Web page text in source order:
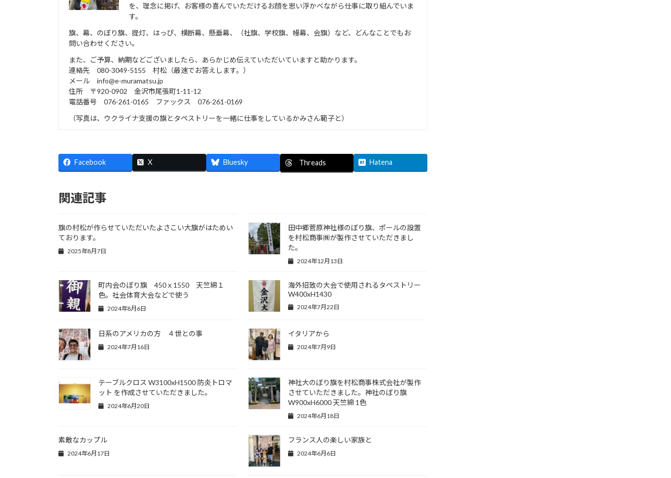
を、理念に掲げ、お客様の喜んでいただけるお顔を思い浮かべながら仕事に取り組んでいま
す。
旗、幕、のぼり旗、提灯、はっぴ、横断幕、懸垂幕、（社旗、学校旗、幔幕、会旗）など、どんなことでもお
問い合わせください。
また、ご予算、納期などございましたら、あらかじめ伝えていただいていますと助かります。
連絡先 080-3049-5155 村松（最速でお答えします。）
メール info@e-muramatsu.jp
住所 〒920-0902 金沢市尾張町1-11-12
電話番号 076-261-0165 ファックス 076-261-0169
（写真は、ウクライナ支援の旗とタペストリーを一緒に仕事をしているかみさん範子と）
Facebook X Bluesky Threads Hatena
関連記事
旗の村松が作らせていただいたよさこい大旗がはためい
ております。
2025年8月7日
田中郷菅原神社様のぼり旗、ポールの設置
を村松商事㈱が製作させていただきまし
た。
2024年12月13日
町内会のぼり旗 450ｘ1550 天竺綿１
色。社会体育大会などで使う
2024年8月6日
海外招致の大会で使用されるタペストリー
W400xH1430
2024年7月22日
日系のアメリカの方 ４世との事
2024年7月16日
イタリアから
2024年7月9日
テーブルクロス W3100xH1500 防炎トロマ
ット を作成させていただきました。
2024年6月20日
神社大のぼり旗を村松商事株式会社が製作
させていただきました。神社のぼり旗
W900xH6000 天竺綿 1色
2024年6月18日
素敵なカップル
2024年6月17日
フランス人の楽しい家族と
2024年6月6日